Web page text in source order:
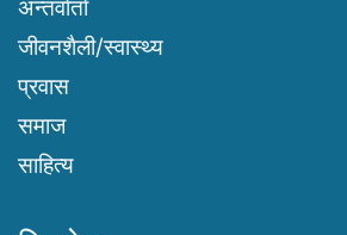
अन्तर्वार्ता
जीवनशैली/स्वास्थ्य
प्रवास
समाज
साहित्य